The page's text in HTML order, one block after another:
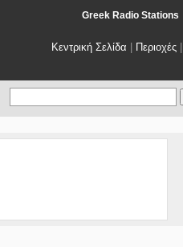
Greek Radio Stations
Κεντρική Σελίδα Περιοχές